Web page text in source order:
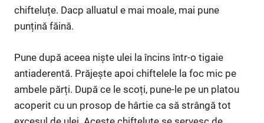
chifteluțe. Dacp alluatul e mai moale, mai pune
punțină făină.
Pune după aceea niște ulei la încins într-o tigaie
antiaderentă. Prăjește apoi chiftelele la foc mic pe
ambele părți. După ce le scoți, pune-le pe un platou
acoperit cu un prosop de hârtie ca să strângă tot